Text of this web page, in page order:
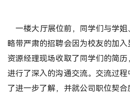
一楼大厅展位前，同学们与学姐
略带严肃的招聘会因为校友的加
资源经理现场收取了同学们的简
进行了深入的沟通交流。交流过
了进一步了解，并就公司职位契